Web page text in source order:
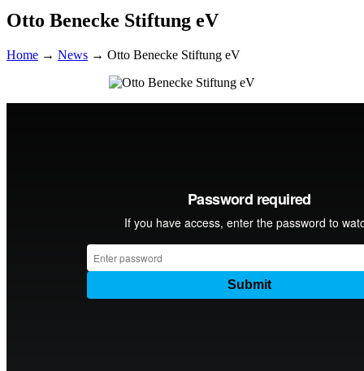
Otto Benecke Stiftung eV
Home → News → Otto Benecke Stiftung eV